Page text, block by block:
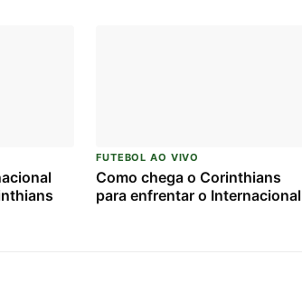
FUTEBOL AO VIVO
Como chega o Corinthians
para enfrentar o Internacional